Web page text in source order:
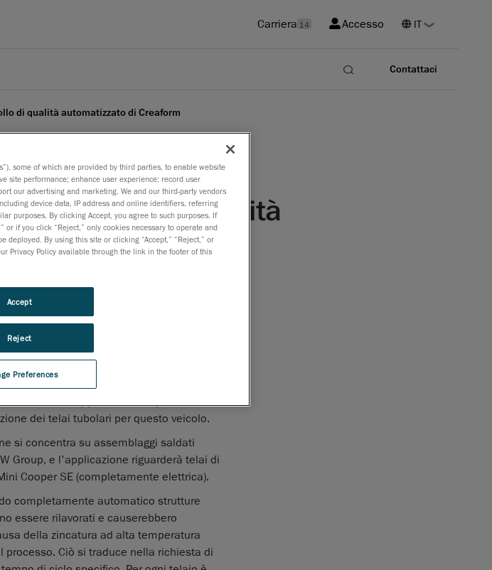
Carriera 14 Accesso
Contattaci
di qualità automatizzato di Creaform
il controllo di qualità
di complessi telai tubolari per la BMW
di soluzioni di misurazione 3D portatili e
(WAT) a Berlino. WAT ha ricevuto una
dei telai tubolari per questo veicolo.
si concentra su assemblaggi saldati
Group, e l'applicazione riguarderà telai di
Cooper SE (completamente elettrica).
completamente automatico strutture
essere rilavorati e causerebbero
della zincatura ad alta temperatura
Ciò si traduce nella richiesta di
some of which are provided by third parties, to enable website
site performance; enhance user experience; record user
our advertising and marketing. We and our third-party vendors
device data, IP address and online identifiers, referring
purposes. By clicking Accept, you agree to such purposes. If
or if you click “Reject,” only cookies necessary to operate and
By using this site or clicking “Accept,” “Reject,” or
Privacy Policy available through the link in the footer of this
Preferences
Reject
Accept